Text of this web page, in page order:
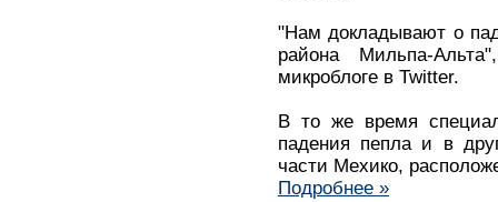
"Нам докладывают о
района Мильпа-
микроблоге в Twitter.
В то же время
падения пепла и в
части Мехико,
Подробнее »